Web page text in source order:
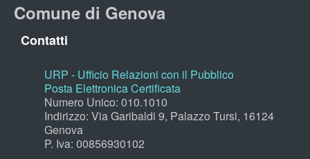
Comune di Genova
Contatti
URP - Ufficio Relazioni con il Pubblico
Posta Elettronica Certificata
Numero Unico: 010.1010
Indirizzo: Via Garibaldi 9, Palazzo Tursi, 16124
Genova
P. Iva: 00856930102